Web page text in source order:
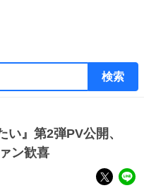
検索
い』第2弾PV公開、
ン歓喜